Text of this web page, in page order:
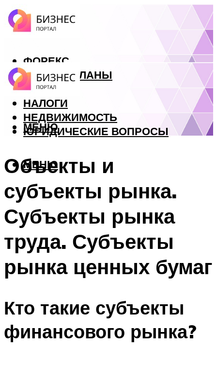
ФОРЕКС
БИЗНЕС ПЛАНЫ
КРЕДИТЫ
НАЛОГИ
НЕДВИЖИМОСТЬ
ЮРИДИЧЕСКИЕ ВОПРОСЫ
МЕНЮ
МЕНЮ
Объекты и
субъекты рынка.
Субъекты рынка
труда. Субъекты
рынка ценных бумаг
Кто такие субъекты
финансового рынка?